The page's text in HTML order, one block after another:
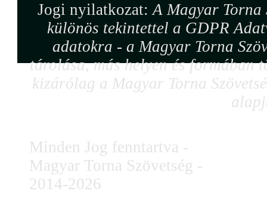
Jogi nyilatkozat:A Magyar Torna
különös tekintettel a GDPR
adatokra - a Magyar Torna
tárolása, más helyen és formában
kizárólag a Magyar Torna
Minden Jog fenntartva -
Magyar Torna Szövetség -
2014-2026